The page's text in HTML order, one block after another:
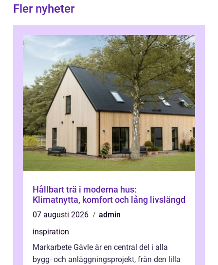
Fler nyheter
Hållbart trä i moderna hus:
Klimatnytta, komfort och lång livslängd
07 augusti 2026
admin
inspiration
Markarbete Gävle är en central del i alla
bygg- och anläggningsprojekt, från den lilla